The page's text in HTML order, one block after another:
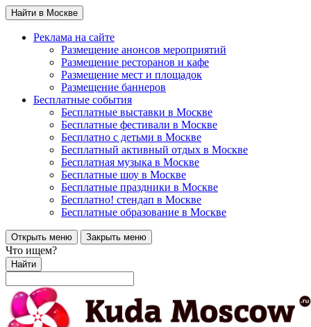
Найти в Москве
Реклама на сайте
Размещение анонсов мероприятий
Размещение ресторанов и кафе
Размещение мест и площадок
Размещение баннеров
Бесплатные события
Бесплатные выставки в Москве
Бесплатные фестивали в Москве
Бесплатно с детьми в Москве
Бесплатный активный отдых в Москве
Бесплатная музыка в Москве
Бесплатные шоу в Москве
Бесплатные праздники в Москве
Бесплатно! стендап в Москве
Бесплатные образование в Москве
Открыть меню Закрыть меню
Что ищем?
Найти